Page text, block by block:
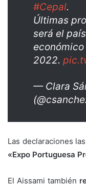
#Cepal.
Últimas
será el
2022.
— Clara
Las declaraciones
«Expo Portuguesa
El Aissami también